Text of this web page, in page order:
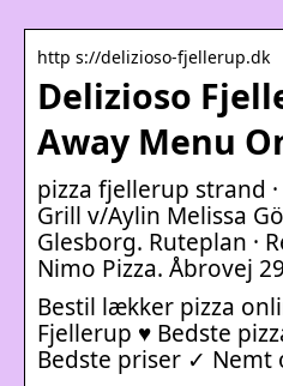
http s://delizioso-fjellerup.dk
Delizioso
Away Menu
pizza fjellerup strand
Grill v/Aylin Melissa
Glesborg. Ruteplan ·
Nimo Pizza. Åbrovej
Bestil lækker pizza
Fjellerup ♥ Bedste
Bedste priser ✓